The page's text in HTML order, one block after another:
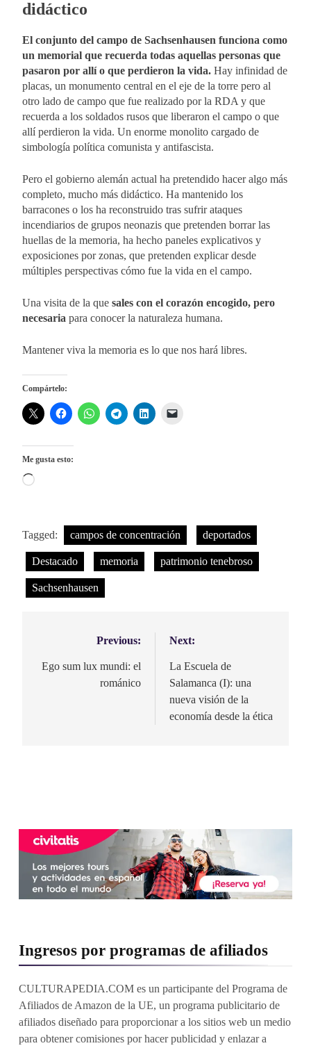
didáctico
El conjunto del campo de Sachsenhausen funciona como
un memorial que recuerda todas aquellas personas que
pasaron por allí o que perdieron la vida. Hay infinidad de
placas, un monumento central en el eje de la torre pero al
otro lado de campo que fue realizado por la RDA y que
recuerda a los soldados rusos que liberaron el campo o que
allí perdieron la vida. Un enorme monolito cargado de
simbología política comunista y antifascista.
Pero el gobierno alemán actual ha pretendido hacer algo más
completo, mucho más didáctico. Ha mantenido los
barracones o los ha reconstruido tras sufrir ataques
incendiarios de grupos neonazis que pretenden borrar las
huellas de la memoria, ha hecho paneles explicativos y
exposiciones por zonas, que pretenden explicar desde
múltiples perspectivas cómo fue la vida en el campo.
Una visita de la que sales con el corazón encogido, pero
necesaria para conocer la naturaleza humana.
Mantener viva la memoria es lo que nos hará libres.
Compártelo:
Me gusta esto:
Cargando...
Tagged: campos de concentración deportados
Destacado memoria patrimonio tenebroso
Sachsenhausen
Navegación
de
Previous:
Ego sum lux mundi: el
románico
Next:
La Escuela de
Salamanca (I): una
nueva visión de la
economía desde la ética
Ingresos por programas de afiliados
CULTURAPEDIA.COM es un participante del Programa de
Afiliados de Amazon de la UE, un programa publicitario de
afiliados diseñado para proporcionar a los sitios web un medio
para obtener comisiones por hacer publicidad y enlazar a